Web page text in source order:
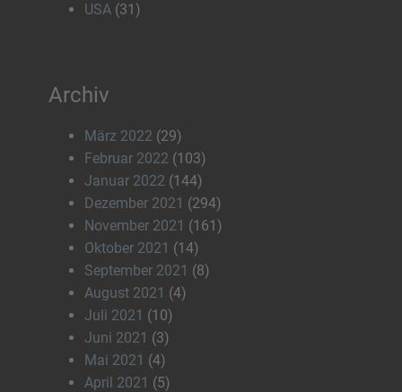
USA (31)
Archiv
März 2022 (29)
Februar 2022 (103)
Januar 2022 (144)
Dezember 2021 (294)
November 2021 (161)
Oktober 2021 (14)
September 2021 (8)
August 2021 (4)
Juli 2021 (10)
Juni 2021 (3)
Mai 2021 (4)
April 2021 (5)